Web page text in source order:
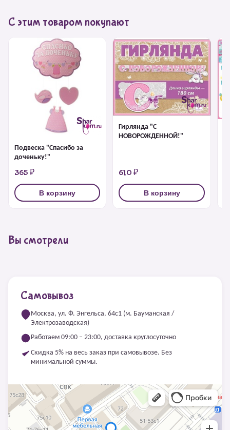
С этим товаром покупают
Подвеска "Спасибо за
доченьку!"
365 ₽
В корзину
Гирлянда "С
НОВОРОЖДЕННОЙ!"
610 ₽
В корзину
Вы смотрели
Самовывоз
Москва, ул. Ф. Энгельса, 64с1 (м. Бауманская /
Электрозаводская)
Работаем 09:00 – 23:00, доставка круглосуточно
Скидка 5% на весь заказ при самовывозе. Без
минимальной суммы.